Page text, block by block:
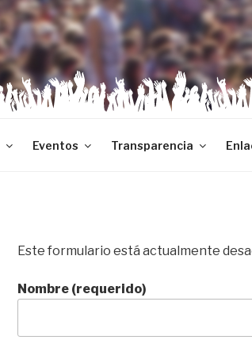
Eventos Transparencia
Este formulario está actualmente
Nombre (requerido)